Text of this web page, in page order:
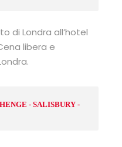
di Londra all’hotel
libera e
- SALISBURY -